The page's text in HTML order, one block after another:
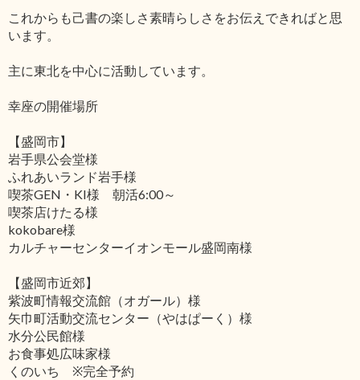
これからも己書の楽しさ素晴らしさをお伝えできればと思
います。
主に東北を中心に活動しています。
幸座の開催場所
【盛岡市】
岩手県公会堂様
ふれあいランド岩手様
喫茶GEN・KI様 朝活6:00～
喫茶店けたる様
kokobare様
カルチャーセンターイオンモール盛岡南様
【盛岡市近郊】
紫波町情報交流館（オガール）様
矢巾町活動交流センター（やはぱーく）様
水分公民館様
お食事処広味家様
くのいち ※完全予約